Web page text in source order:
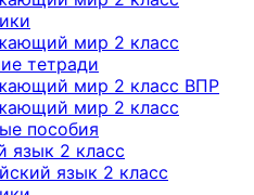
мир 2 класс
тетради
мир 2 класс ВПР
мир 2 класс
пособия
язык 2 класс
язык 2 класс